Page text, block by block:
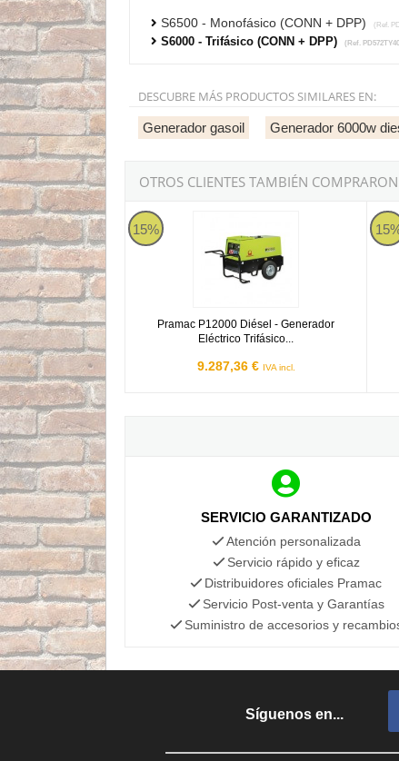
S6500 - Monofásico (CONN + DPP) (Ref.
S6000 - Trifásico (CONN + DPP) (Ref.
DESCUBRE MÁS PRODUCTOS SIMILARES EN:
Generador gasoil Generador 6000w
OTROS CLIENTES TAMBIÉN
15%
Pramac P12000 Diésel - Generador
Eléctrico Trifásico...
9.287,36 € IVA incl.
Pramac P12000 Diésel - Generador
SERVICIO GARANTIZADO
Atención personalizada
Servicio rápido y eficaz
Distribuidores oficiales Pramac
Servicio Post-venta y Garantías
Suministro de accesorios y
Síguenos en...